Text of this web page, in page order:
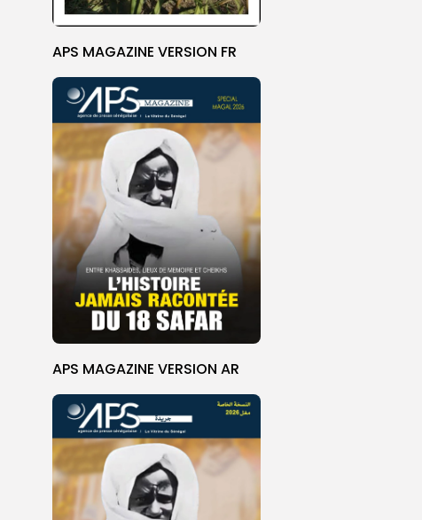
APS MAGAZINE VERSION FR
APS MAGAZINE VERSION AR